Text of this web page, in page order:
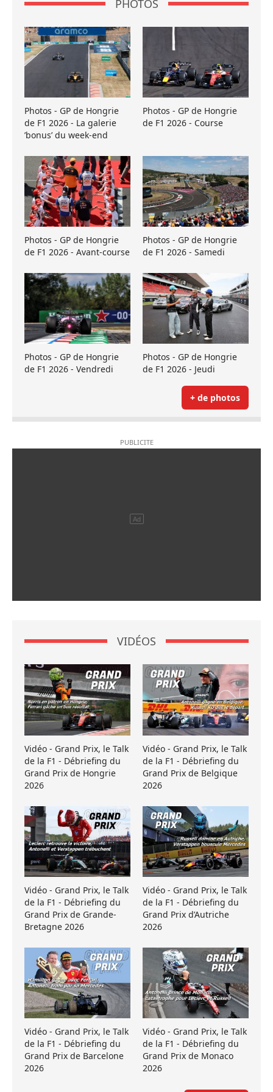
PHOTOS
Photos - GP de Hongrie
de F1 2026 - La galerie
’bonus’ du week-end
Photos - GP de Hongrie
de F1 2026 - Course
Photos - GP de Hongrie
de F1 2026 - Avant-course
Photos - GP de Hongrie
de F1 2026 - Samedi
Photos - GP de Hongrie
de F1 2026 - Vendredi
Photos - GP de Hongrie
de F1 2026 - Jeudi
+ de photos
VIDÉOS
Vidéo - Grand Prix, le Talk
de la F1 - Débriefing du
Grand Prix de Hongrie
2026
Vidéo - Grand Prix, le Talk
de la F1 - Débriefing du
Grand Prix de Belgique
2026
Vidéo - Grand Prix, le Talk
de la F1 - Débriefing du
Grand Prix de Grande-
Bretagne 2026
Vidéo - Grand Prix, le Talk
de la F1 - Débriefing du
Grand Prix d’Autriche
2026
Vidéo - Grand Prix, le Talk
de la F1 - Débriefing du
Grand Prix de Barcelone
2026
Vidéo - Grand Prix, le Talk
de la F1 - Débriefing du
Grand Prix de Monaco
2026